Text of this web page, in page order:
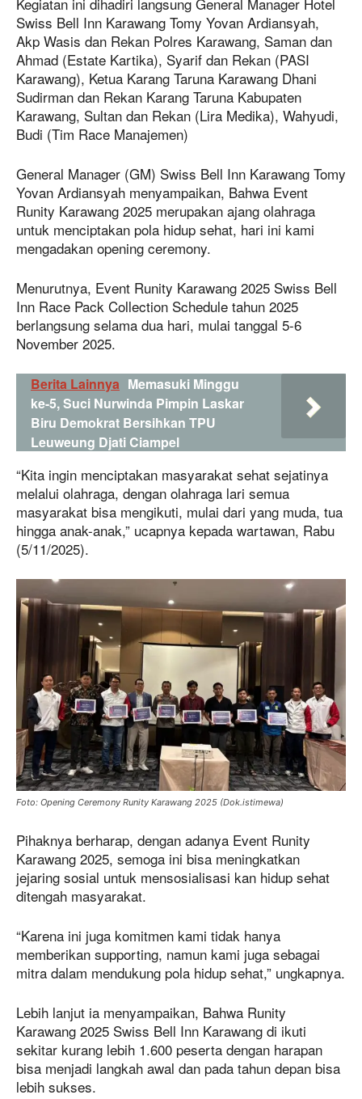
Swiss Bell Inn Karawang Tomy Yovan Ardiansyah,
Akp Wasis dan Rekan Polres Karawang, Saman dan
Ahmad (Estate Kartika), Syarif dan Rekan (PASI
Karawang), Ketua Karang Taruna Karawang Dhani
Sudirman dan Rekan Karang Taruna Kabupaten
Karawang, Sultan dan Rekan (Lira Medika), Wahyudi,
Budi (Tim Race Manajemen)
General Manager (GM) Swiss Bell Inn Karawang Tomy
Yovan Ardiansyah menyampaikan, Bahwa Event
Runity Karawang 2025 merupakan ajang olahraga
untuk menciptakan pola hidup sehat, hari ini kami
mengadakan opening ceremony.
Menurutnya, Event Runity Karawang 2025 Swiss Bell
Inn Race Pack Collection Schedule tahun 2025
berlangsung selama dua hari, mulai tanggal 5-6
November 2025.
Berita Lainnya Memasuki Minggu
ke-5, Suci Nurwinda Pimpin Laskar
Biru Demokrat Bersihkan TPU
Leuweung Djati Ciampel
“Kita ingin menciptakan masyarakat sehat sejatinya
melalui olahraga, dengan olahraga lari semua
masyarakat bisa mengikuti, mulai dari yang muda, tua
hingga anak-anak,” ucapnya kepada wartawan, Rabu
(5/11/2025).
Foto: Opening Ceremony Runity Karawang 2025 (Dok.istimewa)
Pihaknya berharap, dengan adanya Event Runity
Karawang 2025, semoga ini bisa meningkatkan
jejaring sosial untuk mensosialisasi kan hidup sehat
ditengah masyarakat.
“Karena ini juga komitmen kami tidak hanya
memberikan supporting, namun kami juga sebagai
mitra dalam mendukung pola hidup sehat,” ungkapnya.
Lebih lanjut ia menyampaikan, Bahwa Runity
Karawang 2025 Swiss Bell Inn Karawang di ikuti
sekitar kurang lebih 1.600 peserta dengan harapan
bisa menjadi langkah awal dan pada tahun depan bisa
lebih sukses.